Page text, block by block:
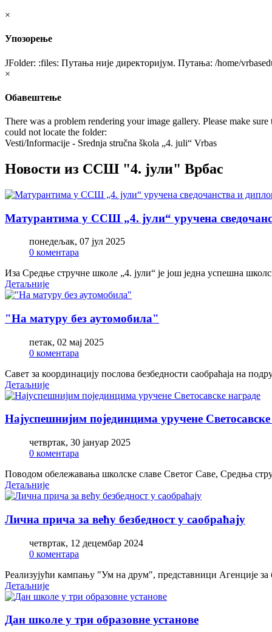
×
Упозорење
JFolder: :files: Путања није директоријум. Путања: /home/
×
Обавештење
There was a problem rendering your image gallery. Please make
could not locate the folder:
Vesti/Informacije - Srednja stručna škola „4. juli“ Vrbas
Новости из ССШ "4. јули" Врбас
Матурантима у ССШ „4. јули“ уручена
понедељак, 07 јул 2025
0 коментара
Иза Средње стручне школе „4. јули“ је још једна успешна
Детаљније
"На матуру без аутомобила"
петак, 02 мај 2025
0 коментара
Савет за координацију послова безбедности саобраћаја на
Детаљније
Најуспешнијим појединцима уручене
четвртак, 30 јануар 2025
0 коментара
Поводом обележавања школске славе Светог Саве, Средња
Детаљније
Лична прича за већу безбедност у саобраћају
четвртак, 12 децембар 2024
0 коментара
Реализујући кампању "Ум на друм", представници Агенције за
Детаљније
Дан школе у три образовне установе